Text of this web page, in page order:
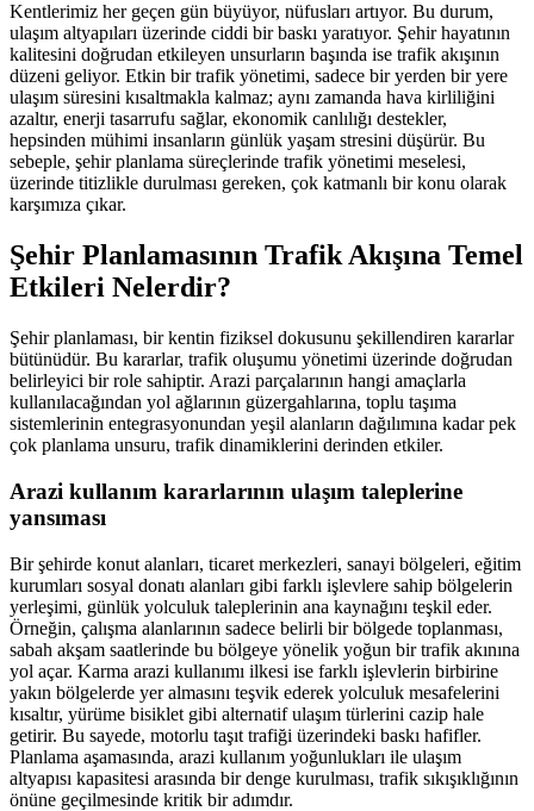
Kentlerimiz her geçen gün büyüyor, nüfusları artıyor. Bu durum,
ulaşım altyapıları üzerinde ciddi bir baskı yaratıyor. Şehir hayatının
kalitesini doğrudan etkileyen unsurların başında ise trafik akışının
düzeni geliyor. Etkin bir trafik yönetimi, sadece bir yerden bir yere
ulaşım süresini kısaltmakla kalmaz; aynı zamanda hava kirliliğini
azaltır, enerji tasarrufu sağlar, ekonomik canlılığı destekler,
hepsinden mühimi insanların günlük yaşam stresini düşürür. Bu
sebeple, şehir planlama süreçlerinde trafik yönetimi meselesi,
üzerinde titizlikle durulması gereken, çok katmanlı bir konu olarak
karşımıza çıkar.
Şehir Planlamasının Trafik Akışına Temel
Etkileri Nelerdir?
Şehir planlaması, bir kentin fiziksel dokusunu şekillendiren kararlar
bütünüdür. Bu kararlar, trafik oluşumu yönetimi üzerinde doğrudan
belirleyici bir role sahiptir. Arazi parçalarının hangi amaçlarla
kullanılacağından yol ağlarının güzergahlarına, toplu taşıma
sistemlerinin entegrasyonundan yeşil alanların dağılımına kadar pek
çok planlama unsuru, trafik dinamiklerini derinden etkiler.
Arazi kullanım kararlarının ulaşım taleplerine
yansıması
Bir şehirde konut alanları, ticaret merkezleri, sanayi bölgeleri, eğitim
kurumları sosyal donatı alanları gibi farklı işlevlere sahip bölgelerin
yerleşimi, günlük yolculuk taleplerinin ana kaynağını teşkil eder.
Örneğin, çalışma alanlarının sadece belirli bir bölgede toplanması,
sabah akşam saatlerinde bu bölgeye yönelik yoğun bir trafik akınına
yol açar. Karma arazi kullanımı ilkesi ise farklı işlevlerin birbirine
yakın bölgelerde yer almasını teşvik ederek yolculuk mesafelerini
kısaltır, yürüme bisiklet gibi alternatif ulaşım türlerini cazip hale
getirir. Bu sayede, motorlu taşıt trafiği üzerindeki baskı hafifler.
Planlama aşamasında, arazi kullanım yoğunlukları ile ulaşım
altyapısı kapasitesi arasında bir denge kurulması, trafik sıkışıklığının
önüne geçilmesinde kritik bir adımdır.